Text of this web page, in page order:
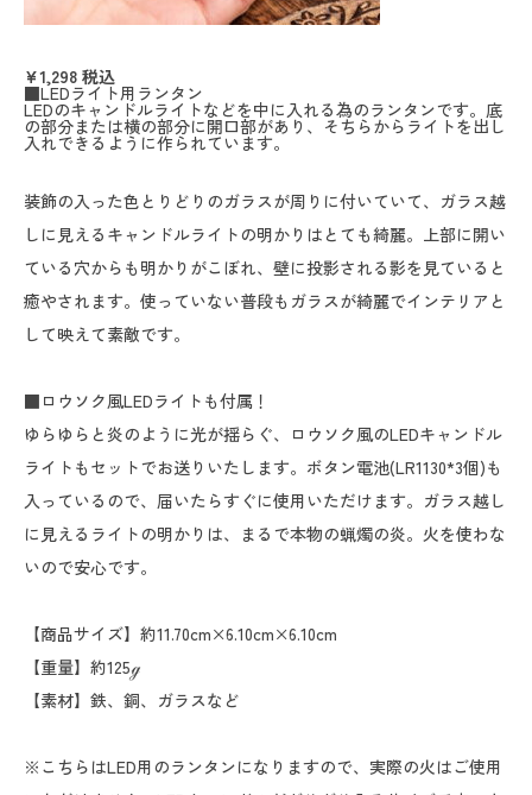
¥1,298 税込
■LEDライト用ランタン
LEDのキャンドルライトなどを中に入れる為のランタンです。底
の部分または横の部分に開口部があり、そちらからライトを出し
入れできるように作られています。
装飾の入った色とりどりのガラスが周りに付いていて、ガラス越
しに見えるキャンドルライトの明かりはとても綺麗。上部に開い
ている穴からも明かりがこぼれ、壁に投影される影を見ていると
癒やされます。使っていない普段もガラスが綺麗でインテリアと
して映えて素敵です。
■ロウソク風LEDライトも付属！
ゆらゆらと炎のように光が揺らぐ、ロウソク風のLEDキャンドル
ライトもセットでお送りいたします。ボタン電池(LR1130*3個)も
入っているので、届いたらすぐに使用いただけます。ガラス越し
に見えるライトの明かりは、まるで本物の蝋燭の炎。火を使わな
いので安心です。
【商品サイズ】約11.70cm×6.10cm×6.10cm
【重量】約125ℊ
【素材】鉄、銅、ガラスなど
※こちらはLED用のランタンになりますので、実際の火はご使用